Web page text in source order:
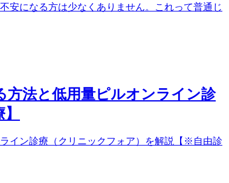
安になる方は少なくありません。これって普通じ
方法と低用量ピルオンライン診
イン診療（クリニックフォア）を解説【※自由診